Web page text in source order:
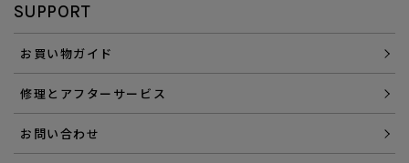
SUPPORT
お買い物ガイド
修理とアフターサービス
お問い合わせ